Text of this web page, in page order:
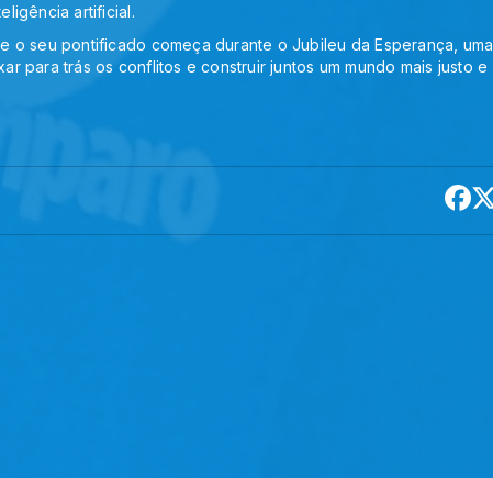
artificial.
o seu pontificado começa durante o Jubileu da Esperança, uma
para trás os conflitos e construir juntos um mundo mais justo e